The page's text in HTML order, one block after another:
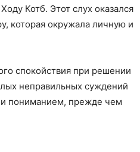
Ходу Котб. Этот слух оказался
которая окружала личную и
спокойствия при решении
неправильных суждений
и пониманием, прежде чем